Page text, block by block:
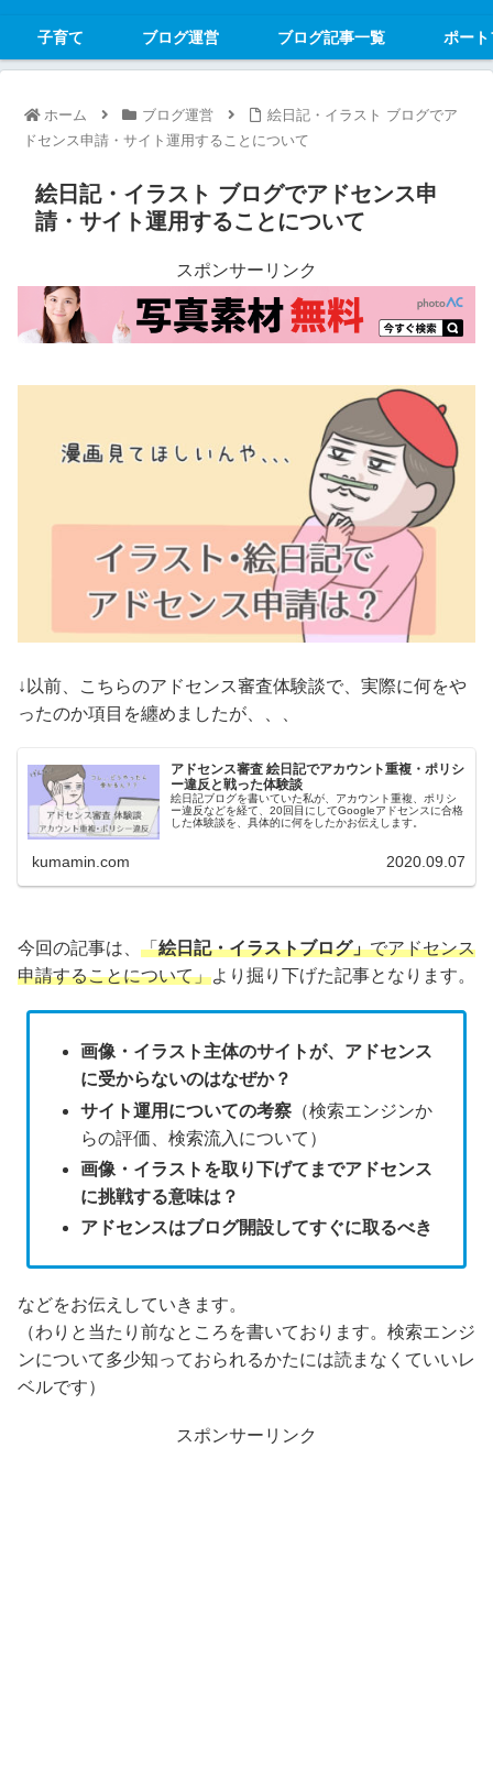
子育て ブログ運営 ブログ記事一覧 ポー
ホーム ブログ運営
絵日記・イラスト ブログでア
ドセンス申請・サイト運用することについて
絵日記・イラスト ブログでアドセンス申
請・サイト運用することについて
スポンサーリンク
↓以前、こちらのアドセンス審査体験談で、実際に何をや
ったのか項目を纏めましたが、、、
アドセンス審査 絵日記でアカウント重複・ポリシ
ー違反と戦った体験談
絵日記ブログを書いていた私が、アカウント重複、ポリシ
ー違反などを経て、20回目にしてGoogleアドセンスに合格
した体験談を、具体的に何をしたかお伝えします。
kumamin.com 2020.09.07
今回の記事は、 「絵日記・イラストブログ」でアドセンス
申請することについて」より掘り下げた記事となります。
画像・イラスト主体のサイトが、アドセンス
に受からないのはなぜか？
サイト運用についての考察（検索エンジンか
らの評価、検索流入について）
画像・イラストを取り下げてまでアドセンス
に挑戦する意味は？
アドセンスはブログ開設してすぐに取るべき
などをお伝えしていきます。
（わりと当たり前なところを書いております。検索エンジ
ンについて多少知っておられるかたには読まなくていいレ
ベルです）
スポンサーリンク